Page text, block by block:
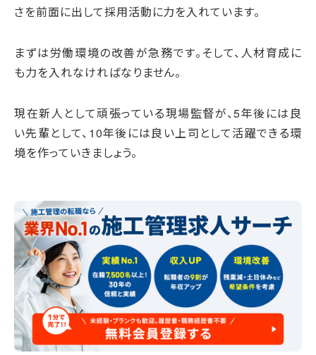
さを前面に出して採用活動に力を入れています。
まずは労働環境の改善が急務です。そして、人材育成に
も力を入れなければなりません。
現在新人として頑張っている現場監督が、5年後には良
い先輩として、10年後には良い上司として活躍できる環
境を作っていきましょう。